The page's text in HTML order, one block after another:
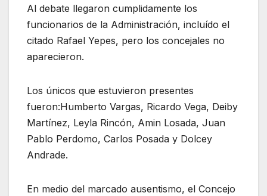
Al debate llegaron cumplidamente los
funcionarios de la Administración, incluído el
citado Rafael Yepes, pero los concejales no
aparecieron.
Los únicos que estuvieron presentes
fueron:Humberto Vargas, Ricardo Vega, Deiby
Martínez, Leyla Rincón, Amin Losada, Juan
Pablo Perdomo, Carlos Posada y Dolcey
Andrade.
En medio del marcado ausentismo, el Concejo